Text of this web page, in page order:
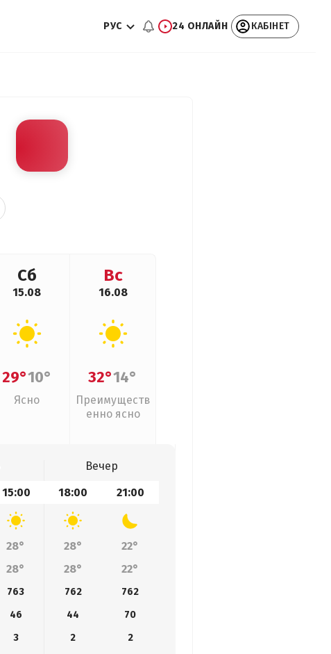
РУС 24 ОНЛАЙН КАБІНЕТ
Сб
15.08
29°10°
Ясно
Вс
16.08
32°14°
Преимуществ
енно ясно
Вечер
15:00 18:00 21:00
28° 28°
22°
28° 28° 22°
763 762
762
46 44
70
3 2
2